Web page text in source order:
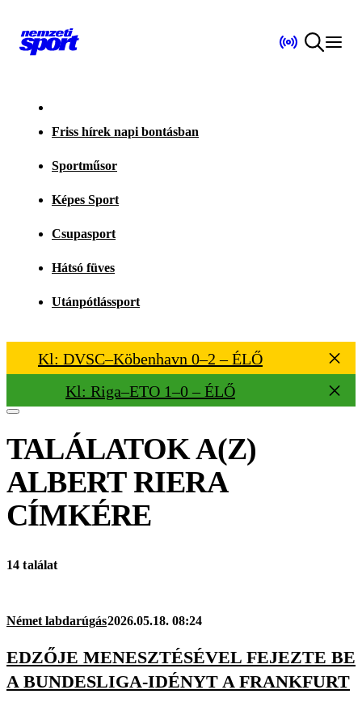
Friss hírek napi bontásban
Sportműsor
Képes Sport
Csupasport
Hátsó füves
Utánpótlássport
Kl: DVSC–Köbenhavn 0–2 – ÉLŐ
Kl: Riga–ETO 1–0 – ÉLŐ
TALÁLATOK A(Z)
ALBERT RIERA
CÍMKÉRE
14 találat
Német labdarúgás2026.05.18. 08:24
EDZŐJE MENESZTÉSÉVEL FEJEZTE BE
A BUNDESLIGA-IDÉNYT A FRANKFURT